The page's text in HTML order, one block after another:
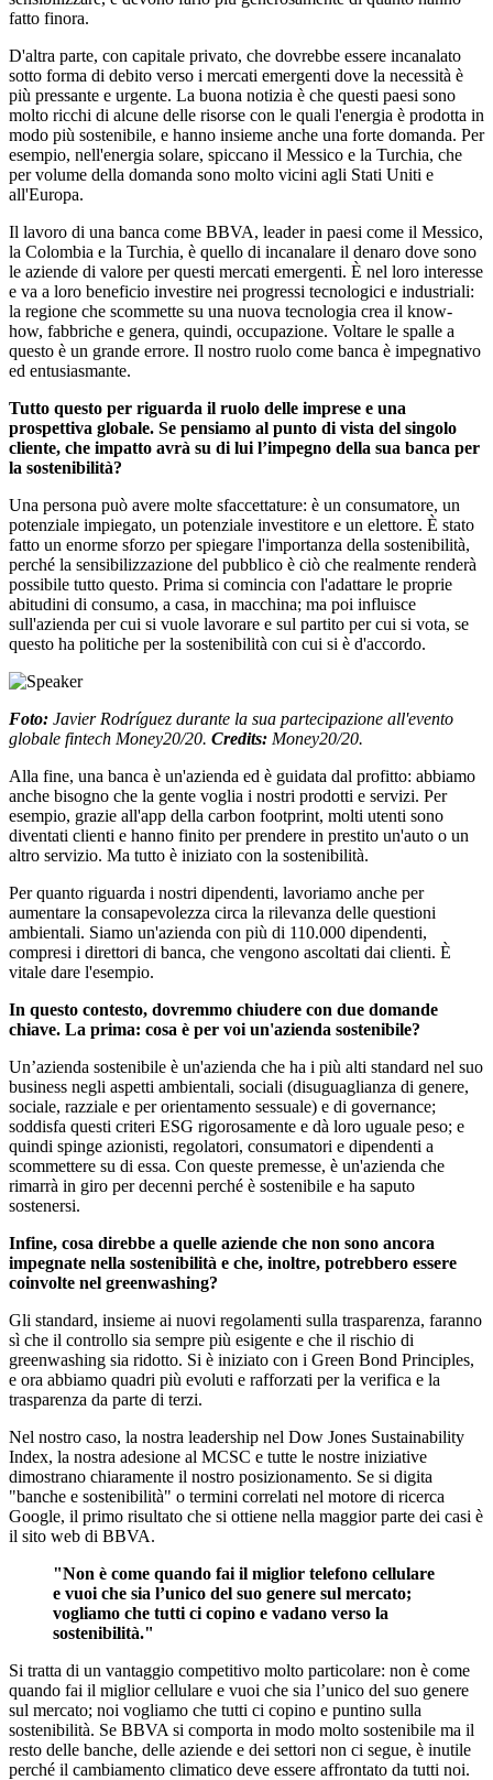
fatto finora.
D'altra parte, con capitale privato, che dovrebbe essere incanalato
sotto forma di debito verso i mercati emergenti dove la necessità è
più pressante e urgente. La buona notizia è che questi paesi sono
molto ricchi di alcune delle risorse con le quali l'energia è prodotta in
modo più sostenibile, e hanno insieme anche una forte domanda. Per
esempio, nell'energia solare, spiccano il Messico e la Turchia, che
per volume della domanda sono molto vicini agli Stati Uniti e
all'Europa.
Il lavoro di una banca come BBVA, leader in paesi come il Messico,
la Colombia e la Turchia, è quello di incanalare il denaro dove sono
le aziende di valore per questi mercati emergenti. È nel loro interesse
e va a loro beneficio investire nei progressi tecnologici e industriali:
la regione che scommette su una nuova tecnologia crea il know-
how, fabbriche e genera, quindi, occupazione. Voltare le spalle a
questo è un grande errore. Il nostro ruolo come banca è impegnativo
ed entusiasmante.
Tutto questo per riguarda il ruolo delle imprese e una
prospettiva globale. Se pensiamo al punto di vista del singolo
cliente, che impatto avrà su di lui l’impegno della sua banca per
la sostenibilità?
Una persona può avere molte sfaccettature: è un consumatore, un
potenziale impiegato, un potenziale investitore e un elettore. È stato
fatto un enorme sforzo per spiegare l'importanza della sostenibilità,
perché la sensibilizzazione del pubblico è ciò che realmente renderà
possibile tutto questo. Prima si comincia con l'adattare le proprie
abitudini di consumo, a casa, in macchina; ma poi influisce
sull'azienda per cui si vuole lavorare e sul partito per cui si vota, se
questo ha politiche per la sostenibilità con cui si è d'accordo.
Foto: Javier Rodríguez durante la sua partecipazione all'evento
globale fintech Money20/20. Credits: Money20/20.
Alla fine, una banca è un'azienda ed è guidata dal profitto: abbiamo
anche bisogno che la gente voglia i nostri prodotti e servizi. Per
esempio, grazie all'app della carbon footprint, molti utenti sono
diventati clienti e hanno finito per prendere in prestito un'auto o un
altro servizio. Ma tutto è iniziato con la sostenibilità.
Per quanto riguarda i nostri dipendenti, lavoriamo anche per
aumentare la consapevolezza circa la rilevanza delle questioni
ambientali. Siamo un'azienda con più di 110.000 dipendenti,
compresi i direttori di banca, che vengono ascoltati dai clienti. È
vitale dare l'esempio.
In questo contesto, dovremmo chiudere con due domande
chiave. La prima: cosa è per voi un'azienda sostenibile?
Un’azienda sostenibile è un'azienda che ha i più alti standard nel suo
business negli aspetti ambientali, sociali (disuguaglianza di genere,
sociale, razziale e per orientamento sessuale) e di governance;
soddisfa questi criteri ESG rigorosamente e dà loro uguale peso; e
quindi spinge azionisti, regolatori, consumatori e dipendenti a
scommettere su di essa. Con queste premesse, è un'azienda che
rimarrà in giro per decenni perché è sostenibile e ha saputo
sostenersi.
Infine, cosa direbbe a quelle aziende che non sono ancora
impegnate nella sostenibilità e che, inoltre, potrebbero essere
coinvolte nel greenwashing?
Gli standard, insieme ai nuovi regolamenti sulla trasparenza, faranno
sì che il controllo sia sempre più esigente e che il rischio di
greenwashing sia ridotto. Si è iniziato con i Green Bond Principles,
e ora abbiamo quadri più evoluti e rafforzati per la verifica e la
trasparenza da parte di terzi.
Nel nostro caso, la nostra leadership nel Dow Jones Sustainability
Index, la nostra adesione al MCSC e tutte le nostre iniziative
dimostrano chiaramente il nostro posizionamento. Se si digita
"banche e sostenibilità" o termini correlati nel motore di ricerca
Google, il primo risultato che si ottiene nella maggior parte dei casi è
il sito web di BBVA.
"Non è come quando fai il miglior telefono cellulare
e vuoi che sia l’unico del suo genere sul mercato;
vogliamo che tutti ci copino e vadano verso la
sostenibilità."
Si tratta di un vantaggio competitivo molto particolare: non è come
quando fai il miglior cellulare e vuoi che sia l’unico del suo genere
sul mercato; noi vogliamo che tutti ci copino e puntino sulla
sostenibilità. Se BBVA si comporta in modo molto sostenibile ma il
resto delle banche, delle aziende e dei settori non ci segue, è inutile
perché il cambiamento climatico deve essere affrontato da tutti noi.